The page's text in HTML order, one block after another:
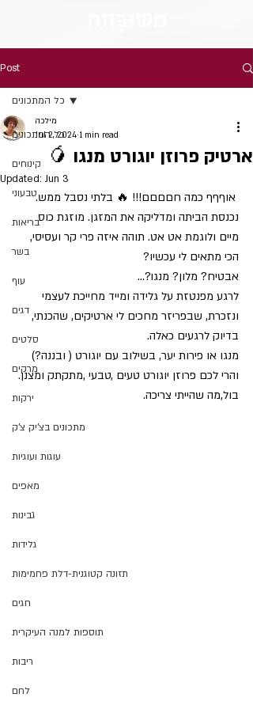
Post
כל המתכונים
קינוחים
טבעוני
בריאות
בשר
עוף
דגים
סלטים
מרקים
ירקות
מתכונים בצ'יק צ'ק
עוגות ועוגיות
מאפים
גבינות
גלידות
תזונה קטוגנית-דלת פחמימות
חגים
תוספות למנה העיקרית
ריבות
לחם
כל המתכונים
ארטיק פרוזן יוגורט מנגו 🥭
מילכה
Jul 2, 2024 1 min read
Updated: Jun 3
נכנסת הביתה ומדליקה את המזגן. מוזגת כוס
מיים ולוגמת אט אט. תוהה איזה פרי קר ועסיסי,
הכי מתאים לי עכשיו?
אבטיח? מלון? מנגו?…
לרגע מפנטזת על גלידה ומייד מחייכת לעצמי
ונזכרת, שבפריזר מחכים לי ארטיקים, שהכנתי,
בדיוק לרגעים כאלה.
מנגו או פירות יער, בשילוב עם יוגורט ( ובננה?)
והרי לכם פרוזן יוגורט טעים ,טבעי ,מתקתק ומצנן.
בול,מה שהייתי צריכה.